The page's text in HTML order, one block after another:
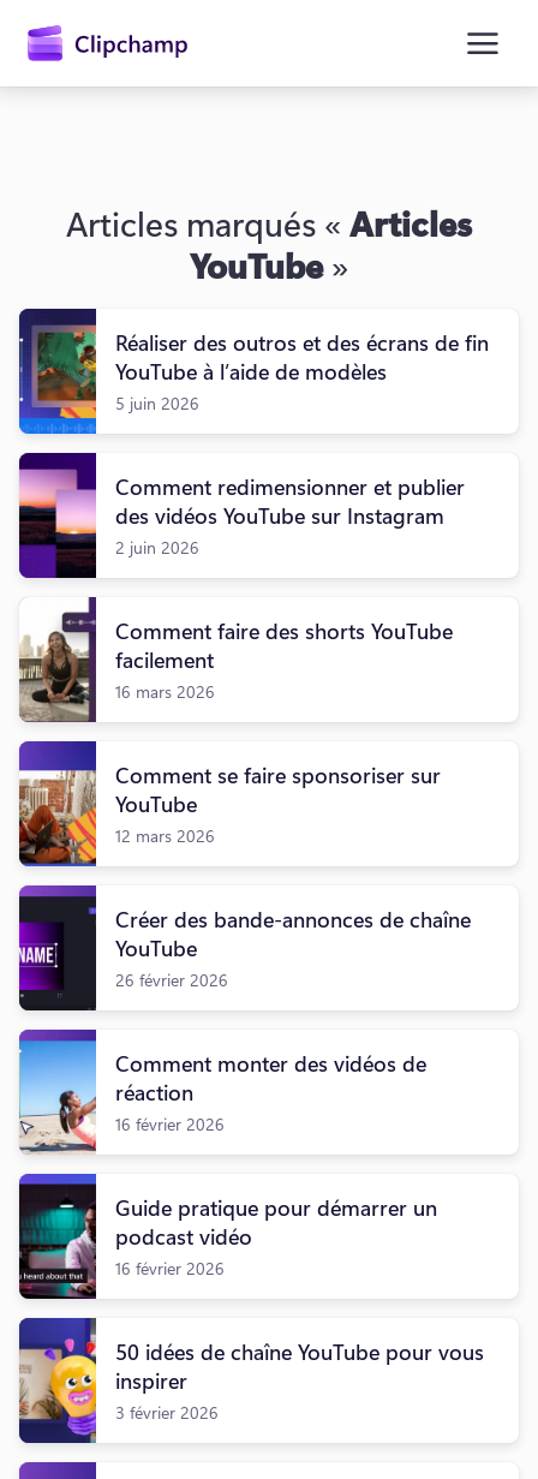
principal
Essayez gratuitement
Articles marqués « Articles
YouTube»
Réaliser des outros et des écrans de fin
YouTube à l’aide de modèles
5 juin 2026
Comment redimensionner et publier
des vidéos YouTube sur Instagram
2 juin 2026
Comment faire des shorts YouTube
facilement
16 mars 2026
Comment se faire sponsoriser sur
YouTube
12 mars 2026
Créer des bande-annonces de chaîne
YouTube
26 février 2026
Comment monter des vidéos de
réaction
16 février 2026
Guide pratique pour démarrer un
podcast vidéo
16 février 2026
50 idées de chaîne YouTube pour vous
inspirer
3 février 2026